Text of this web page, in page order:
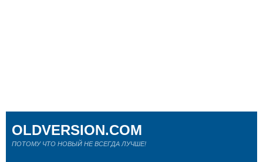
OLDVERSION.COM
ПОТОМУ ЧТО НОВЫЙ НЕ ВСЕГДА ЛУЧШЕ!